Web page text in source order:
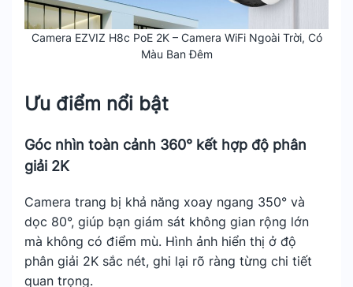
Camera EZVIZ H8c PoE 2K – Camera WiFi Ngoài Trời, Có
Màu Ban Đêm
Ưu điểm nổi bật
Góc nhìn toàn cảnh 360° kết hợp độ phân
giải 2K
Camera trang bị khả năng xoay ngang 350° và
dọc 80°, giúp bạn giám sát không gian rộng lớn
mà không có điểm mù. Hình ảnh hiển thị ở độ
phân giải 2K sắc nét, ghi lại rõ ràng từng chi tiết
quan trọng.